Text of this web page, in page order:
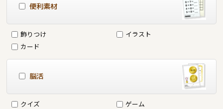
便利素材
飾りつけ
イラスト
カード
脳活
クイズ
ゲーム